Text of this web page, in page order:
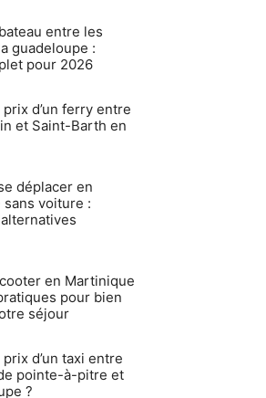
entre les
guadeloupe :
pour 2026
d’un ferry entre
et Saint-Barth en
déplacer en
voiture :
en Martinique
pour bien
séjour
d’un taxi entre
pointe-à-pitre et
?